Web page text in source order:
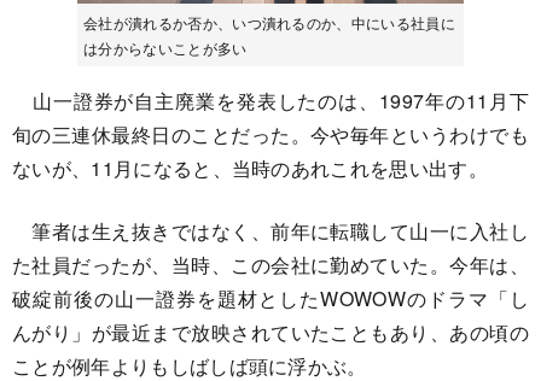
会社が潰れるか否か、いつ潰れるのか、中にいる社員に
は分からないことが多い
山一證券が自主廃業を発表したのは、1997年の11月下
旬の三連休最終日のことだった。今や毎年というわけでも
ないが、11月になると、当時のあれこれを思い出す。
筆者は生え抜きではなく、前年に転職して山一に入社し
た社員だったが、当時、この会社に勤めていた。今年は、
破綻前後の山一證券を題材としたWOWOWのドラマ「し
んがり」が最近まで放映されていたこともあり、あの頃の
ことが例年よりもしばしば頭に浮かぶ。